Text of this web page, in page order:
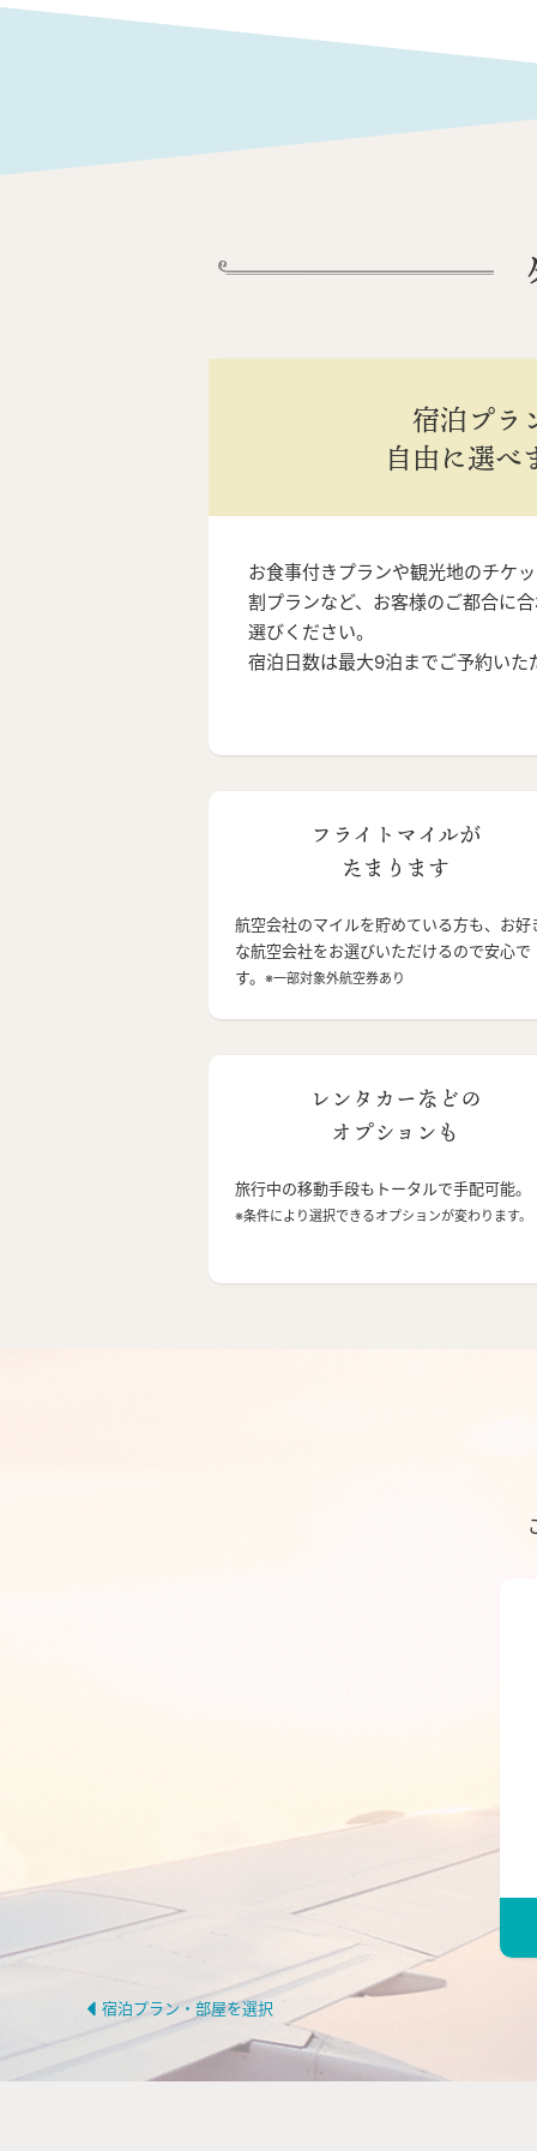
宿泊プラ
自由に選べ
お食事付きプランや観光地のチケ
割プランなど、お客様のご都合に
選びください。
宿泊日数は最大9泊までご予約いた
フライトマイルが
たまります
航空会社のマイルを貯めている方も、お好
な航空会社をお選びいただけるので安心で
す。 ※一部対象外航空券あり
レンタカーなどの
オプションも
旅行中の移動手段もトータルで手配可能。
※条件により選択できるオプションが変わります。
宿泊プラン・部屋を選択